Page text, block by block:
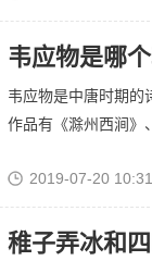
韦应物是哪
韦应物是中唐时期的
作品有《滁州西涧》
2019-07-20 10:31
稚子弄冰和